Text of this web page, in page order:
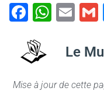
F
c
e
b
W
at
A
E
ai
Le
Mise à jour de cette